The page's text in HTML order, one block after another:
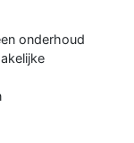
onderhoud